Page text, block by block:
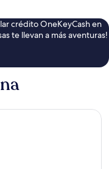
crédito OneKeyCash en
te llevan a más aventuras!